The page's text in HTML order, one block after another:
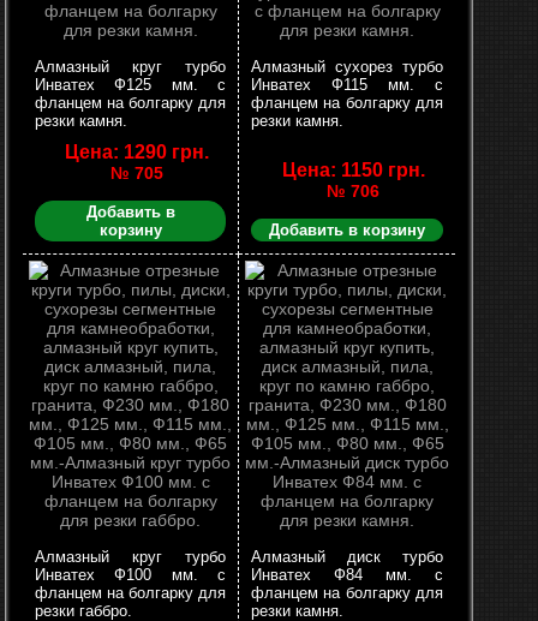
Алмазный круг турбо
Инватех Ф125 мм. с
фланцем на болгарку для
резки камня.
Цена: 1290 грн.
№ 705
Добавить в
корзину
Алмазный сухорез турбо
Инватех Ф115 мм. с
фланцем на болгарку для
резки камня.
Цена: 1150 грн.
№ 706
Добавить в корзину
Алмазный круг турбо
Инватех Ф100 мм. с
фланцем на болгарку для
резки габбро.
Алмазный диск турбо
Инватех Ф84 мм. с
фланцем на болгарку для
резки камня.